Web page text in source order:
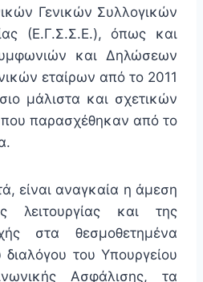
Γενικών Συλλογικών
(Ε.Γ.Σ.Σ.Ε.), όπως και
και Δηλώσεων
εταίρων από το 2011
μάλιστα και σχετικών
που παρασχέθηκαν από το
είναι αναγκαία η άμεση
λειτουργίας και της
στα θεσμοθετημένα
του Υπουργείου
Ασφάλισης, τα